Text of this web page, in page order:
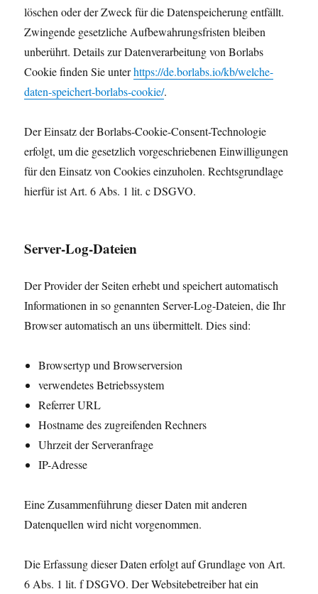
löschen oder der Zweck für die Datenspeicherung entfällt.
Zwingende gesetzliche Aufbewahrungsfristen bleiben
unberührt. Details zur Datenverarbeitung von Borlabs
Cookie finden Sie unterhttps://de.borlabs.io/kb/welche-
daten-speichert-borlabs-cookie/.
Der Einsatz der Borlabs-Cookie-Consent-Technologie
erfolgt, um die gesetzlich vorgeschriebenen Einwilligungen
für den Einsatz von Cookies einzuholen. Rechtsgrundlage
hierfür ist Art. 6 Abs. 1 lit. c DSGVO.
Server-Log-Dateien
Der Provider der Seiten erhebt und speichert automatisch
Informationen in so genannten Server-Log-Dateien, die Ihr
Browser automatisch an uns übermittelt. Dies sind:
Browsertyp und Browserversion
verwendetes Betriebssystem
Referrer URL
Hostname des zugreifenden Rechners
Uhrzeit der Serveranfrage
IP-Adresse
Eine Zusammenführung dieser Daten mit anderen
Datenquellen wird nicht vorgenommen.
Die Erfassung dieser Daten erfolgt auf Grundlage von Art.
6 Abs. 1 lit. f DSGVO. Der Websitebetreiber hat ein